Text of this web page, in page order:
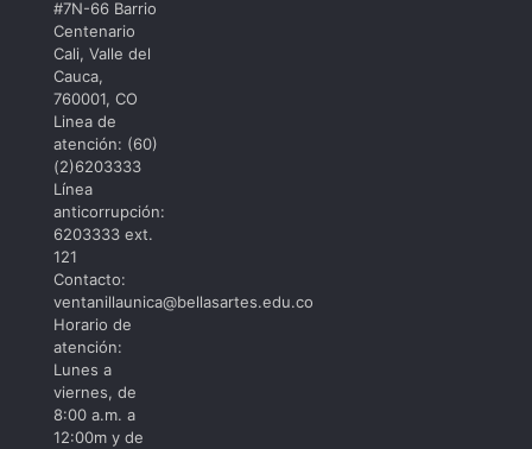
#7N-66 Barrio
Centenario
Cali, Valle del
Cauca,
760001, CO
Linea de
atención: (60)
(2)6203333
Línea
anticorrupción:
6203333 ext.
121
Contacto:
ventanillaunica@bellasartes.edu.co
Horario de
atención:
Lunes a
viernes, de
8:00 a.m. a
12:00m y de